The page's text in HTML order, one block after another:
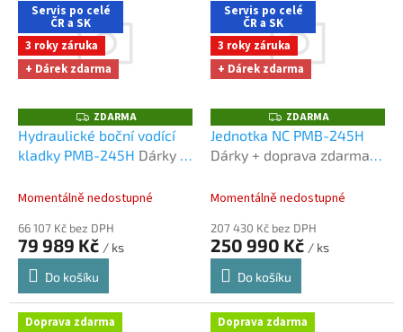
p
Servis po celé
ČR a SK
3 roky záruka
+ Dárek zdarma
Z
D
A
R
ZDARMA
Hydraulické boční vodící
kladky PMB-245H Dárky +
nákupu na e-shopu
Momentálně nedostupné
66 107 Kč bez DPH
79 989 Kč / ks
Do košíku
Servis po celé
ČR a SK
3 roky záruka
+ Dárek zdarma
Z
D
A
R
M
ZDARMA
Jednotka NC PMB-245H
Dárky + doprava zdarma
Momentálně nedostupné
207 430 Kč bez DPH
250 990 Kč / ks
Do košíku
Doprava zdarma
Doprava zdarma